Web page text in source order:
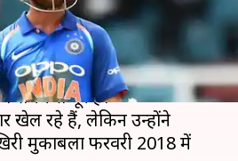
कप्तान अजिंक्या रहाणे लिमिटेड
समय से दूर हैं।
खेल रहे हैं, लेकिन उन्होंने
मुकाबला फरवरी 2018 में